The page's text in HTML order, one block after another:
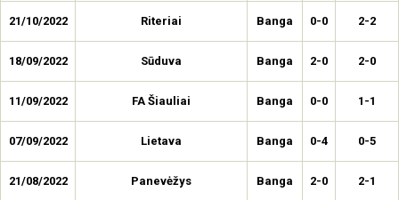
21/10/2022 Riteriai Banga 0-0 2-2
18/09/2022 Sūduva Banga 2-0 2-0
11/09/2022 FA Šiauliai Banga 0-0 1-1
07/09/2022 Lietava Banga 0-4 0-5
21/08/2022 Panevėžys Banga 2-0 2-1